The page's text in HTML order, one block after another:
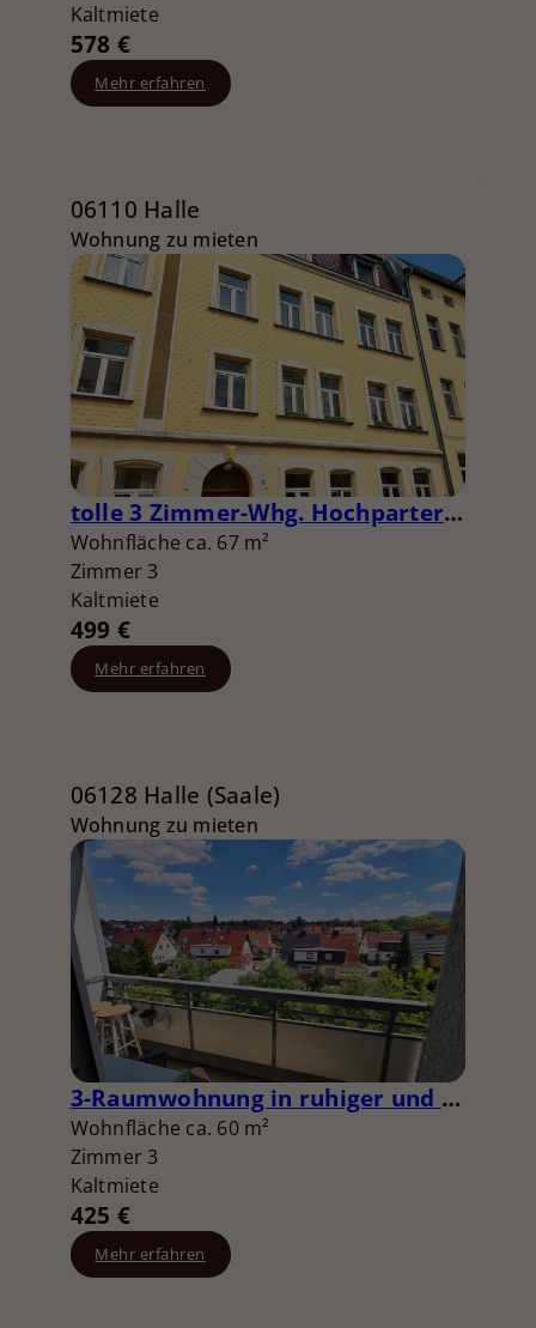
Kaltmiete
578 €
Mehr erfahren
06110 Halle
Wohnung zu mieten
tolle 3 Zimmer-Whg. Hochparterre
Wohnfläche ca. 67 m²
Zimmer 3
Kaltmiete
499 €
Mehr erfahren
06128 Halle (Saale)
Wohnung zu mieten
3-Raumwohnung in ruhiger und grüner Lage
Wohnfläche ca. 60 m²
Zimmer 3
Kaltmiete
425 €
Mehr erfahren